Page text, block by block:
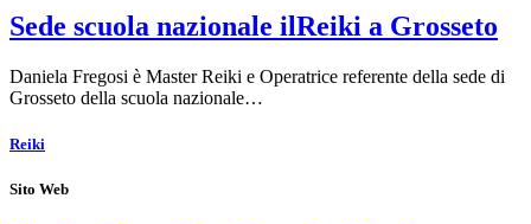
Sede scuola nazionale ilReiki a Grosseto
Daniela Fregosi è Master Reiki e Operatrice referente della sede di
Grosseto della scuola nazionale…
Reiki
Sito Web